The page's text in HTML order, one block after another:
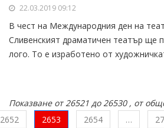
22.03.2019 09:12
В чест на Международния ден на
Сливенският драматичен театър ще
лого. То е изработено от
Показване от 26521 до 26530 , от
2652
2653 2654 …